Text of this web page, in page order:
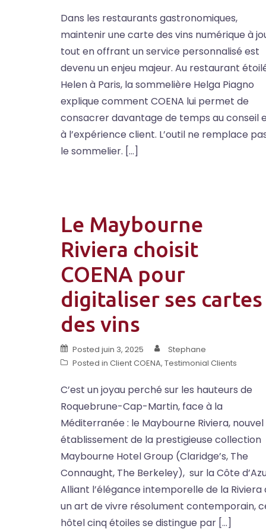
Dans les restaurants gastronomiques,
maintenir une carte des vins numérique à
tout en offrant un service personnalisé est
devenu un enjeu majeur. Au restaurant
Helen à Paris, la sommelière Helga Piagno
explique comment COENA lui permet de
consacrer davantage de temps au conseil
à l’expérience client. L’outil ne remplace
le sommelier. […]
Le Maybourne
Riviera choisit
COENA pour
digitaliser ses cartes
des vins
Posted juin 3, 2025
Stephane
Posted in Client COENA, Testimonial Clients
C’est un joyau perché sur les hauteurs de
Roquebrune-Cap-Martin, face à la
Méditerranée : le Maybourne Riviera, nouvel
établissement de la prestigieuse collection
Maybourne Hotel Group (Claridge’s, The
Connaught, The Berkeley), sur la Côte
Alliant l’élégance intemporelle de la Riviera
un art de vivre résolument contemporain,
hôtel cinq étoiles se distingue par […]